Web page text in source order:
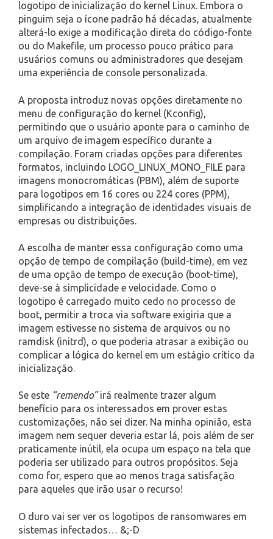
logotipo de inicialização do kernel Linux. Embora o
pinguim seja o ícone padrão há décadas, atualmente
alterá-lo exige a modificação direta do código-fonte
ou do Makefile, um processo pouco prático para
usuários comuns ou administradores que desejam
uma experiência de console personalizada.
A proposta introduz novas opções diretamente no
menu de configuração do kernel (Kconfig),
permitindo que o usuário aponte para o caminho de
um arquivo de imagem específico durante a
compilação. Foram criadas opções para diferentes
formatos, incluindo LOGO_LINUX_MONO_FILE para
imagens monocromáticas (PBM), além de suporte
para logotipos em 16 cores ou 224 cores (PPM),
simplificando a integração de identidades visuais de
empresas ou distribuições.
A escolha de manter essa configuração como uma
opção de tempo de compilação (build-time), em vez
de uma opção de tempo de execução (boot-time),
deve-se à simplicidade e velocidade. Como o
logotipo é carregado muito cedo no processo de
boot, permitir a troca via software exigiria que a
imagem estivesse no sistema de arquivos ou no
ramdisk (initrd), o que poderia atrasar a exibição ou
complicar a lógica do kernel em um estágio crítico da
inicialização.
Se este “remendo”irá realmente trazer algum
benefício para os interessados em prover estas
customizações, não sei dizer. Na minha opinião, esta
imagem nem sequer deveria estar lá, pois além de ser
praticamente inútil, ela ocupa um espaço na tela que
poderia ser utilizado para outros propósitos. Seja
como for, espero que ao menos traga satisfação
para aqueles que irão usar o recurso!
O duro vai ser ver os logotipos de ransomwares em
sistemas infectados… &;-D